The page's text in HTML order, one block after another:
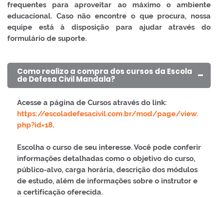
Acesso ao Ambiente Educacional e realizando a navegação no
Como acesso o material de estudo do curso
+
Quais são os requisitos para a emissão do certificado do curso
Última atualização: sexta-feira, 7 mar. 2025, 17:52
frequentes para aproveitar ao máximo o ambiente
educacional. Caso não encontre o que procura, nossa
equipe está à disposição para ajudar através do
formulário de suporte.
Como realizo a compra dos cursos da Escola
de Defesa Civil Mandala?
Acesse a página de Cursosatravés do link:
https://escoladefesacivil.com.br/mod/page/view.
php?id=18.
Escolha o curso de seu interesse. Você pode conferir
informações detalhadas como o objetivo do curso,
público-alvo, carga horária, descrição dos módulos
de estudo, além de informações sobre o instrutore
a certificação oferecida.